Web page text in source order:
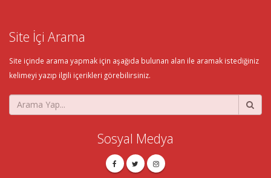
Site İçi Arama
Site içinde arama yapmak için aşağıda bulunan alan ile aramak istediğiniz
kelimeyi yazıp ilgili içerikleri görebilirsiniz.
Sosyal Medya